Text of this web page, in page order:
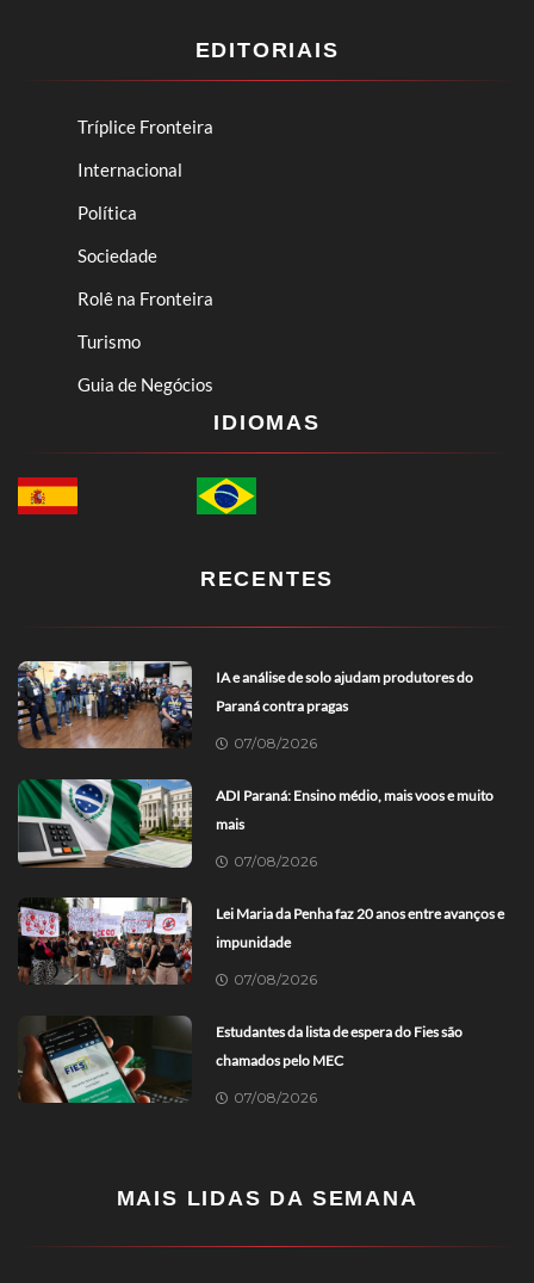
EDITORIAIS
Tríplice Fronteira
Internacional
Política
Sociedade
Rolê na Fronteira
Turismo
Guia de Negócios
IDIOMAS
RECENTES
IA e análise de solo ajudam produtores do
Paraná contra pragas
07/08/2026
ADI Paraná: Ensino médio, mais voos e muito
mais
07/08/2026
Lei Maria da Penha faz 20 anos entre avanços e
impunidade
07/08/2026
Estudantes da lista de espera do Fies são
chamados pelo MEC
07/08/2026
MAIS LIDAS DA SEMANA